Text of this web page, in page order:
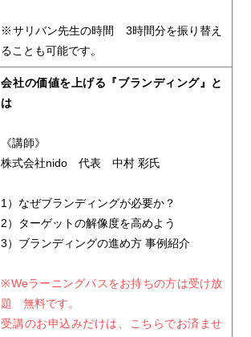
※サリバン先生の時間 3時間分を振り替え
ることも可能です。
会社の価値を上げる『ブランディング』と
は
《講師》
株式会社nido 代表 中村 彩氏
1）なぜブランディングが必要か？
2）ターゲットの解像度を高めよう
3）ブランディングの進め方 事例紹介
※Weラーニングパスをお持ちの方は受け放
題 無料です。
受講のお申込みだけは、こちらでお済ませ